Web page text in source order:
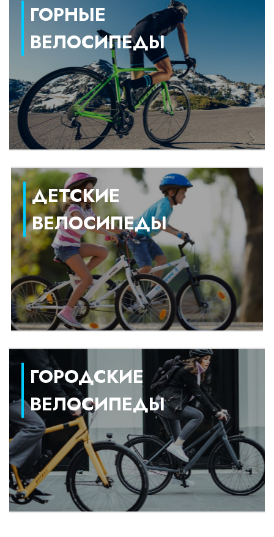
ГОРНЫЕ
ВЕЛОСИПЕДЫ
ДЕТСКИЕ
ВЕЛОСИПЕДЫ
ГОРОДСКИЕ
ВЕЛОСИПЕДЫ